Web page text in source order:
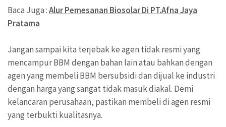
Baca Juga :Alur Pemesanan Biosolar Di PT.Afna Jaya
Pratama
Jangan sampai kita terjebak ke agen tidak resmi yang
mencampur BBM dengan bahan lain atau bahkan dengan
agen yang membeli BBM bersubsidi dan dijual ke industri
dengan harga yang sangat tidak masuk diakal. Demi
kelancaran perusahaan, pastikan membeli di agen resmi
yang terbukti kualitasnya.